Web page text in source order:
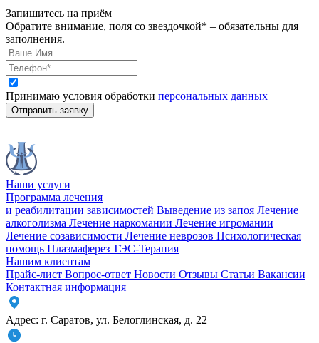
Запишитесь на приём
Обратите внимание, поля со звездочкой* – обязательны для
заполнения.
Принимаю условия обработки персональных данных
Отправить заявку
Наши услуги
Программа лечения
и реабилитации зависимостей Выведение из запоя Лечение
алкоголизма Лечение наркомании Лечение игромании
Лечение созависимости Лечение неврозов Психологическая
помощь Плазмаферез ТЭС-Терапия
Нашим клиентам
Прайс-лист Вопрос-ответ Новости Отзывы Статьи Вакансии
Контактная информация
Адрес: г. Саратов, ул. Белоглинская, д. 22